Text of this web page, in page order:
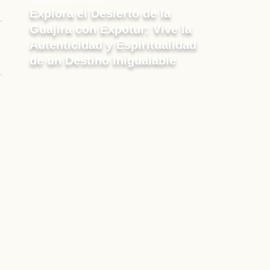
Explora el Desierto de la
Guajira con Expotur: Vive la
Autenticidad y Espiritualidad
de un Destino Inigualable